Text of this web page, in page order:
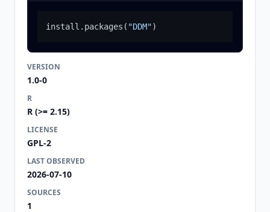
install.packages ( "DDM")
VERSION
1.0-0
R
R (>= 2.15)
LICENSE
GPL-2
LAST OBSERVED
2026-07-10
SOURCES
1